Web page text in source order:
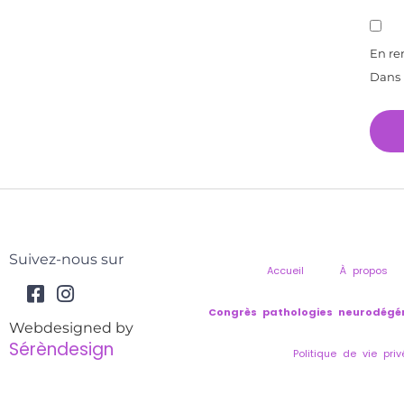
En
Suivez-nous sur
Webdesigned by
Sérèndesign
Accueil À propos
Congrès pathologies
Politique de vie